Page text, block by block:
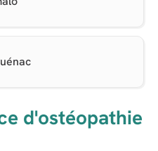
d'ostéopathie